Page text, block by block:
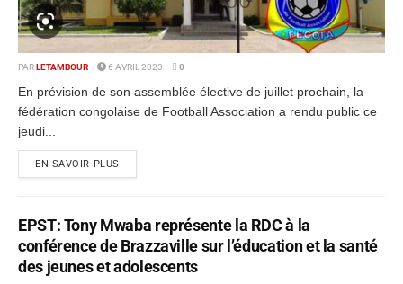
PAR LETAMBOUR 6 AVRIL 2023 0
En prévision de son assemblée élective de juillet prochain, la
fédération congolaise de Football Association a rendu public ce
jeudi...
EN SAVOIR PLUS
EPST: Tony Mwaba représente la RDC à la
conférence de Brazzaville sur l’éducation et la santé
des jeunes et adolescents